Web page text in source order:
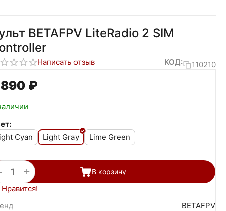
BETAFPV LiteRadio 2 SIM
Написать отзыв КОД: 110210
₽
Cyan
Light Gray Lime Green
+ В корзину
Нравится!
BETAFPV